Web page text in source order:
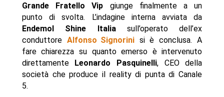
Grande Fratello Vip giunge finalmente a un
punto di svolta. L’indagine interna avviata da
Endemol Shine Italiasull’operato dell’ex
conduttore Alfonso Signorinisi è conclusa. A
fare chiarezza su quanto emerso è intervenuto
direttamente Leonardo Pasquinelli, CEO della
società che produce il reality di punta di Canale
5.